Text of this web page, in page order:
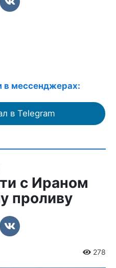
в мессенджерах:
в Telegram
с Ираном
проливу
278